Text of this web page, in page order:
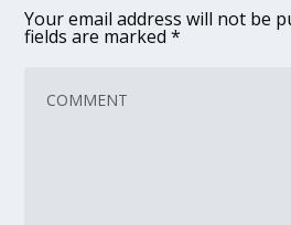
Your email address will not be
fields are marked*